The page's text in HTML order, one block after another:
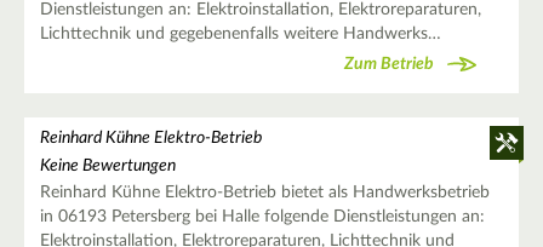
Dienstleistungen an: Elektroinstallation, Elektroreparaturen,
Lichttechnik und gegebenenfalls weitere Handwerks…
Zum Betrieb
Reinhard Kühne Elektro-Betrieb
Keine Bewertungen
Reinhard Kühne Elektro-Betrieb bietet als Handwerksbetrieb
in 06193 Petersberg bei Halle folgende Dienstleistungen an:
Elektroinstallation, Elektroreparaturen, Lichttechnik und